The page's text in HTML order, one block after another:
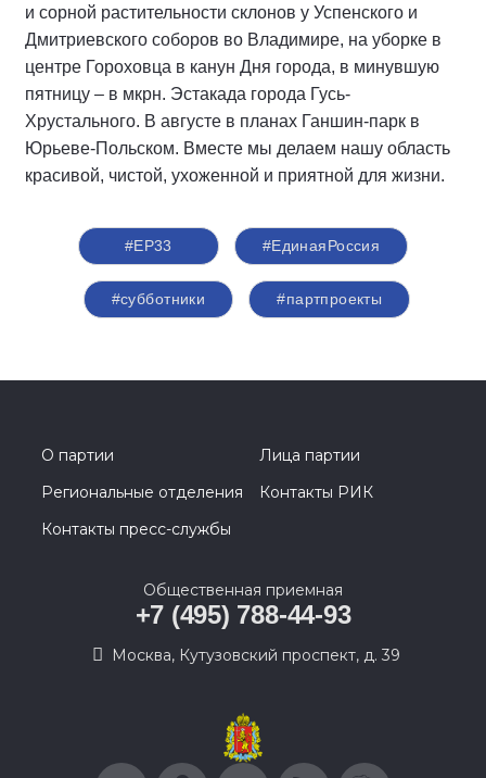
и сорной растительности склонов у Успенского и
Дмитриевского соборов во Владимире, на уборке в
центре Гороховца в канун Дня города, в минувшую
пятницу – в мкрн. Эстакада города Гусь-
Хрустального. В августе в планах Ганшин-парк в
Юрьеве-Польском. Вместе мы делаем нашу область
красивой, чистой, ухоженной и приятной для жизни.
#ЕР33 #‎ЕдинаяРоссия
#субботники #партпроекты
О партии
Лица партии
Региональные отделения
Контакты РИК
Контакты пресс-службы
Общественная приемная
+7 (495) 788-44-93
Москва, Кутузовский проспект, д. 39